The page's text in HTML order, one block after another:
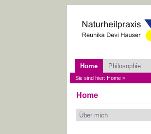
Home Philosophie
Sie sind hier: Home >
Home
Über mich